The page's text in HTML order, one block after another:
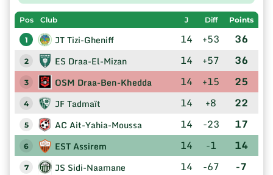
Pos Club J Diff Points
1 JT Tizi-Gheniff 14 +53 36
2 ES Draa-El-Mizan 14 +57 36
3 OSM Draa-Ben-Khedda 14 +15 25
4 JF Tadmaït 14 +8 22
5 AC Ait-Yahia-Moussa 14 -23 17
6 EST Assirem 14 -1 14
7 JS Sidi-Naamane 14 -67 -7